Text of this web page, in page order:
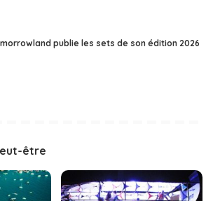
publie les sets de son édition 2026
être